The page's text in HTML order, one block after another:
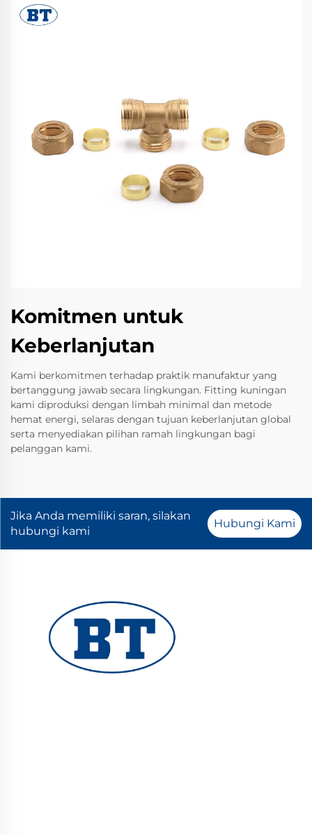
Komitmen untuk
Keberlanjutan
Kami berkomitmen terhadap praktik manufaktur yang
bertanggung jawab secara lingkungan. Fitting kuningan
kami diproduksi dengan limbah minimal dan metode
hemat energi, selaras dengan tujuan keberlanjutan global
serta menyediakan pilihan ramah lingkungan bagi
pelanggan kami.
Jika Anda memiliki saran, silakan
hubungi kami
Hubungi Kami